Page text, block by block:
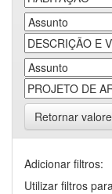
Retornar
Adicionar filtros:
Utilizar filtros